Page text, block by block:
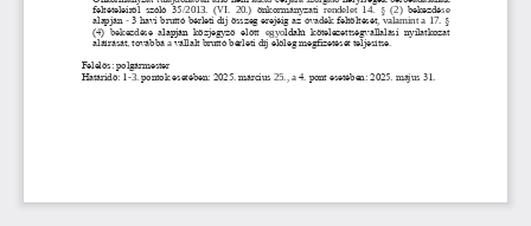
feltételeiről  szóló  35/2013.  (VI.  20.) önkormányzati rendelet  14. § (2) bekezdése
alapján - 3 havi bruttó bérleti díj összeg erejéig az óvadék feltöltését, valamint a 17. §
(4)  bekezdése  alapján közjegyző  előtt egyoldalú
kötelezettségvállalási  nyilatkozat
aláírását, továbbá a vállalt bruttó bérleti díj előleg megfizetését teljesítse.
Felelős: polgármester
Határidő: 1 -3. pontok esetében: 2025. március 25. a 4. pont esetében: 2025. május 31.